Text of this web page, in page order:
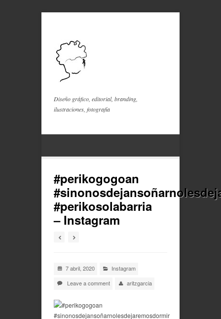
Diseño gráfico, editorial, branding,
ilustraciones, fotografía
#perikogogoan
#perikosolabarria
– Instagram
7 abril, 2020
Instagram
Leave a comment
aritzgarcia